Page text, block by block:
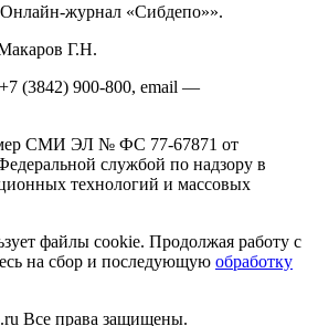
журнал «Сибдепо»».
Г.Н.
(3842) 900-800, email —
СМИ ЭЛ № ФС 77-67871 от
службой по надзору в
технологий и массовых
файлы cookie. Продолжая работу с
на сбор и последующую обработку
Все права защищены.